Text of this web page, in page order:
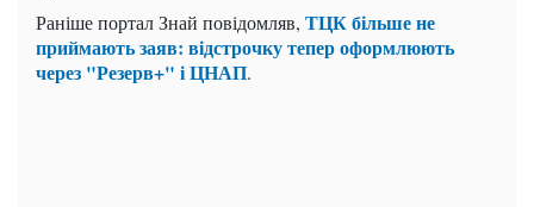
Раніше портал Знай повідомляв, ТЦК більше не
приймають заяв: відстрочку тепер оформлюють
через "Резерв+" і ЦНАП.